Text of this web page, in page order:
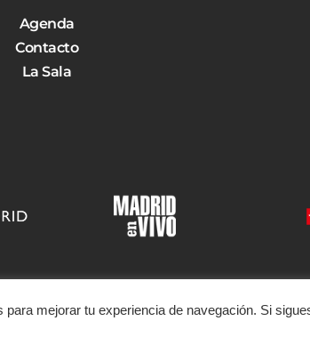
Agenda
Contacto
La Sala
para mejorar tu experiencia de navegación. Si